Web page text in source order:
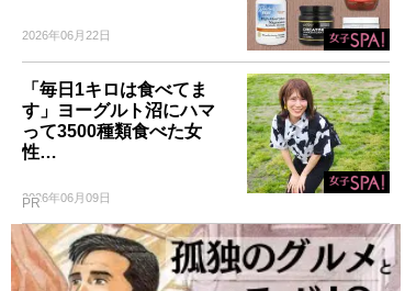
2026年06月22日
「毎日1キロは食べてま
す」ヨーグルト沼にハマ
って3500種類食べた女
性…
2026年06月09日
PR